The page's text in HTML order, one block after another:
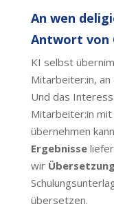
An wen
Antwort von
KI selbst
Mitarbeiter:in, an
Und das
Mitarbeiter:in mit
übernehmen
Ergebnisse
wir
übersetzen.